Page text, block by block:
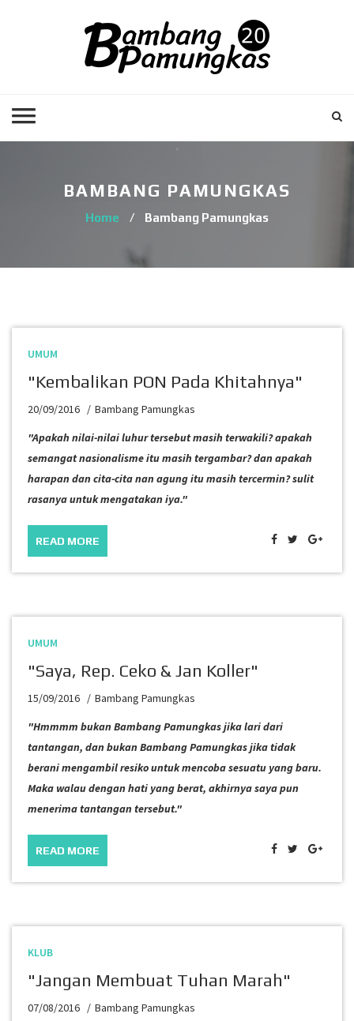
BAMBANG PAMUNGKAS
Home / Bambang Pamungkas
UMUM
"Kembalikan PON Pada Khitahnya"
20/09/2016
Bambang Pamungkas
"Apakah nilai-nilai luhur tersebut masih terwakili? apakah
semangat nasionalisme itu masih tergambar? dan apakah
harapan dan cita-cita nan agung itu masih tercermin? sulit
rasanya untuk mengatakan iya."
READ MORE
UMUM
"Saya, Rep. Ceko & Jan Koller"
15/09/2016
Bambang Pamungkas
"Hmmmm bukan Bambang Pamungkas jika lari dari
tantangan, dan bukan Bambang Pamungkas jika tidak
berani mengambil resiko untuk mencoba sesuatu yang baru.
Maka walau dengan hati yang berat, akhirnya saya pun
menerima tantangan tersebut."
READ MORE
KLUB
"Jangan Membuat Tuhan Marah"
07/08/2016
Bambang Pamungkas